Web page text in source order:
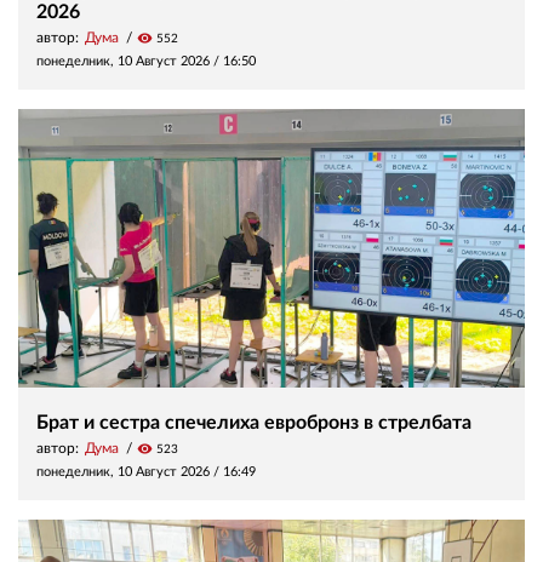
2026
автор: Дума visibility 552
понеделник, 10 Август 2026 / 16:50
Брат и сестра спечелиха евробронз в стрелбата
автор: Дума visibility 523
понеделник, 10 Август 2026 / 16:49